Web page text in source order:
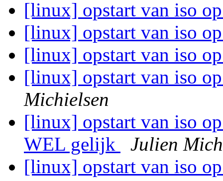
[linux] opstart van iso
[linux] opstart van iso
[linux] opstart van iso
[linux] opstart van iso
Michielsen
[linux] opstart van iso
WEL gelijk
Julien
[linux] opstart van iso